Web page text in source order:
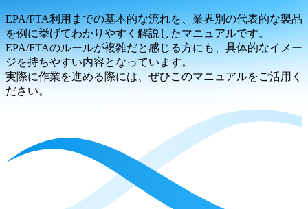
EPA/FTA利用までの基本的な流れを、業界別の代表的な製品
を例に挙げてわかりやすく解説したマニュアルです。
EPA/FTAのルールが複雑だと感じる方にも、具体的なイメー
ジを持ちやすい内容となっています。
実際に作業を進める際には、ぜひこのマニュアルをご活用く
ださい。